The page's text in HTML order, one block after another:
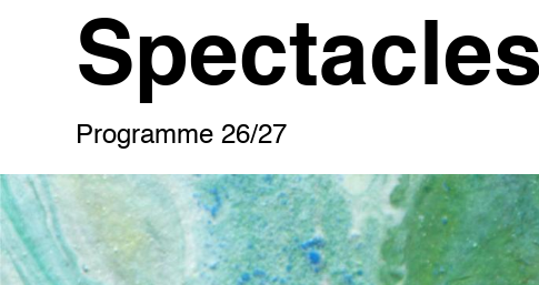
Spectacles
Programme 26/27